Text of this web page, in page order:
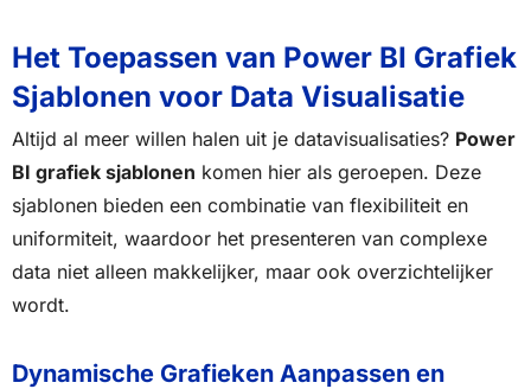
Het Toepassen van Power BI Grafiek
Sjablonen voor Data Visualisatie
Altijd al meer willen halen uit je datavisualisaties? Power
BI grafiek sjablonen komen hier als geroepen. Deze
sjablonen bieden een combinatie van flexibiliteit en
uniformiteit, waardoor het presenteren van complexe
data niet alleen makkelijker, maar ook overzichtelijker
wordt.
Dynamische Grafieken Aanpassen en